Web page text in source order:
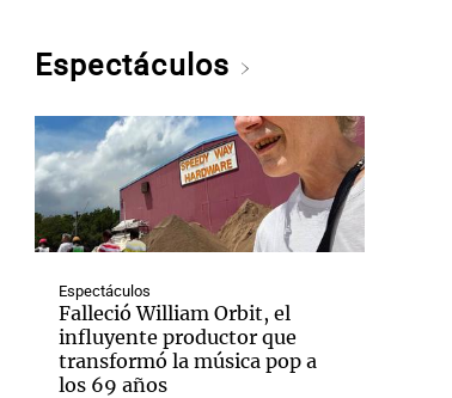
Espectáculos
Espectáculos
Falleció William Orbit, el
influyente productor que
transformó la música pop a
los 69 años